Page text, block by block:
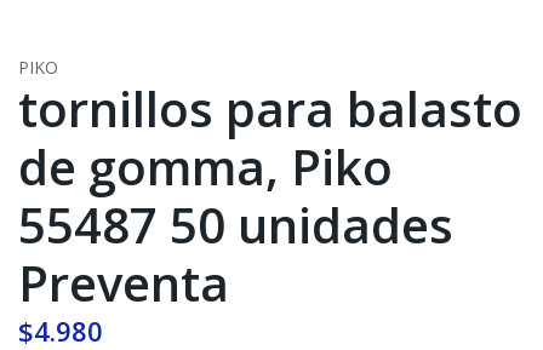
PIKO
tornillos para balasto
de gomma, Piko
55487 50 unidades
Preventa
$4.980